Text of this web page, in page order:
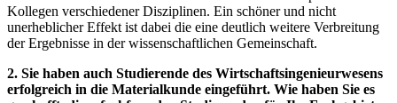
Kollegen verschiedener Disziplinen. Ein schöner und nicht
unerheblicher Effekt ist dabei die eine deutlich weitere Verbreitung
der Ergebnisse in der wissenschaftlichen Gemeinschaft.
2. Sie haben auch Studierende des Wirtschaftsingenieurwesens
erfolgreich in die Materialkunde eingeführt. Wie haben Sie es